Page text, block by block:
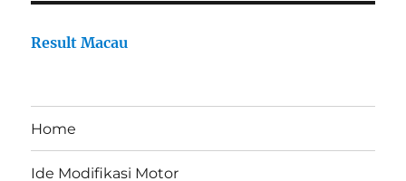
Result Macau
Home
Ide Modifikasi Motor